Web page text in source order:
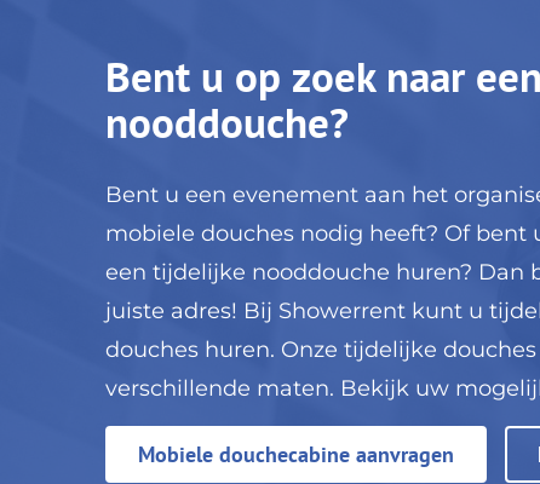
Bent u op zoek naar
nooddouche?
Bent u een evenement aan het
mobiele douches nodig heeft? Of
een tijdelijke nooddouche huren? Dan
juiste adres! Bij Showerrent kunt u
douches huren. Onze tijdelijke
verschillende maten. Bekijk uw
Mobiele douchecabine aanvragen